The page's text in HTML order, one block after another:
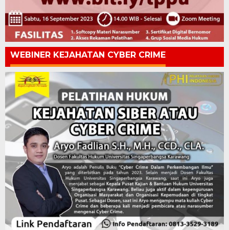
WEBINER KEJAHATAN CYBER CRIME